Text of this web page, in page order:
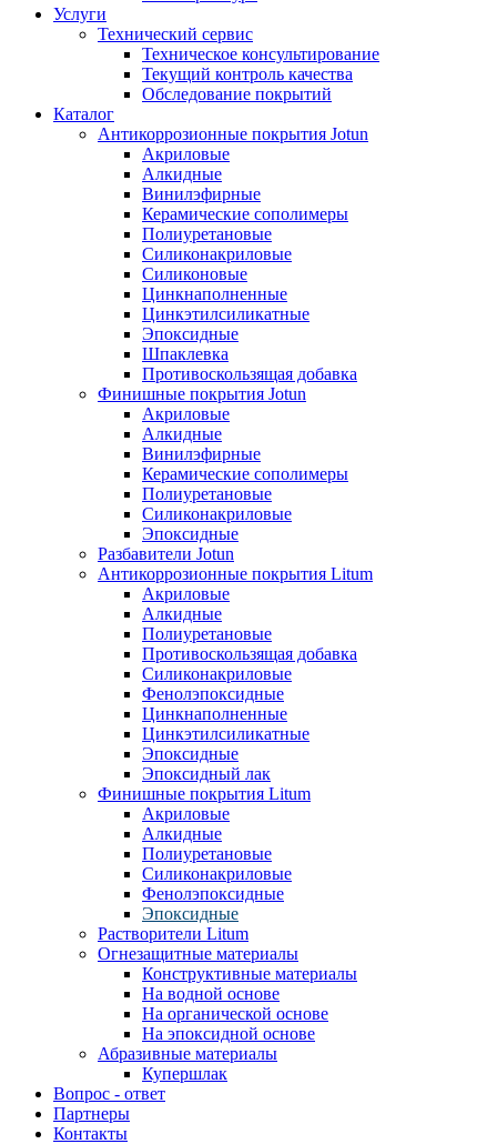
Услуги
Технический сервис
Техническое консультирование
Текущий контроль качества
Обследование покрытий
Каталог
Антикоррозионные покрытия Jotun
Акриловые
Алкидные
Винилэфирные
Керамические сополимеры
Полиуретановые
Силиконакриловые
Силиконовые
Цинкнаполненные
Цинкэтилсиликатные
Эпоксидные
Шпаклевка
Противоскользящая добавка
Финишные покрытия Jotun
Акриловые
Алкидные
Винилэфирные
Керамические сополимеры
Полиуретановые
Силиконакриловые
Эпоксидные
Разбавители Jotun
Антикоррозионные покрытия Litum
Акриловые
Алкидные
Полиуретановые
Противоскользящая добавка
Силиконакриловые
Фенолэпоксидные
Цинкнаполненные
Цинкэтилсиликатные
Эпоксидные
Эпоксидный лак
Финишные покрытия Litum
Акриловые
Алкидные
Полиуретановые
Силиконакриловые
Фенолэпоксидные
Эпоксидные
Растворители Litum
Огнезащитные материалы
Конструктивные материалы
На водной основе
На органической основе
На эпоксидной основе
Абразивные материалы
Купершлак
Вопрос - ответ
Партнеры
Контакты